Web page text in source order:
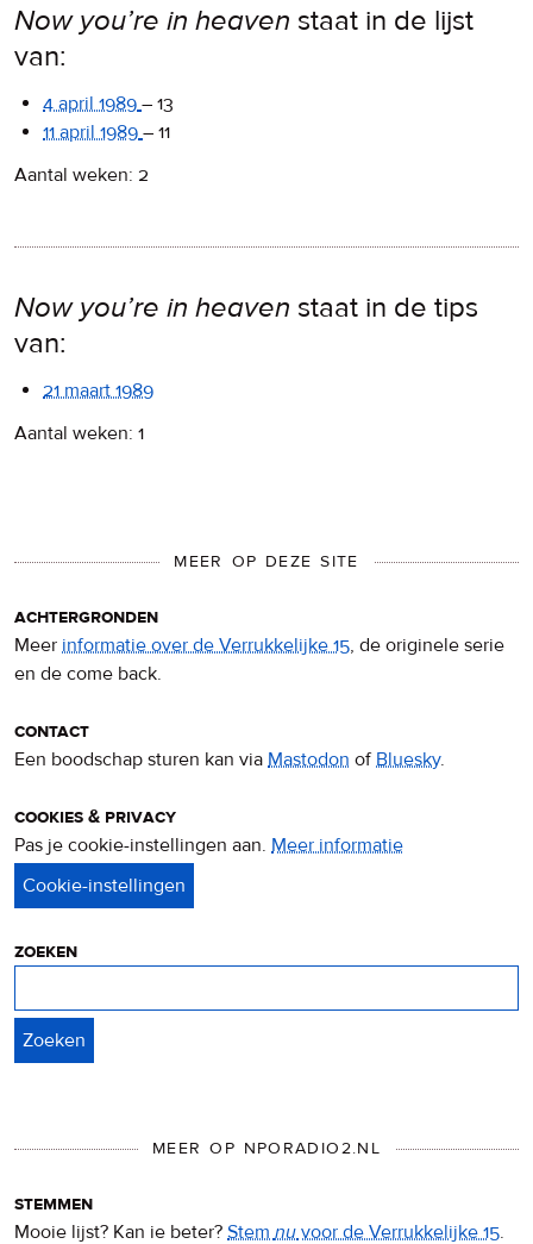
Now you’re in heaven staat in de lijst
van:
4 april 1989 – 13
11 april 1989 – 11
Aantal weken: 2
Now you’re in heaven staat in de tips
van:
21 maart 1989
Aantal weken: 1
MEER OP DEZE SITE
achtergronden
Meer informatie over de Verrukkelijke 15, de originele serie
en de come back.
contact
Een boodschap sturen kan via Mastodon ofBluesky.
cookies & privacy
Pas je cookie-instellingen aan. Meer informatie
zoeken
MEER OP NPORADIO2.NL
stemmen
Mooie lijst? Kan ie beter? Stemnuvoor de Verrukkelijke 15.